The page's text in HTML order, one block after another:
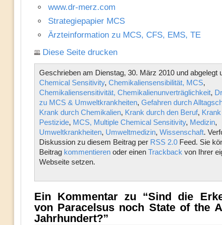
www.dr-merz.com
Strategiepapier MCS
Ärzteinformation zu MCS, CFS, EMS, TE
Diese Seite drucken
Geschrieben am Dienstag, 30. März 2010 und abgelegt
Chemical Sensitivity, Chemikaliensensibilität, MCS,
Chemikaliensensitivität, Chemikalienunverträglichkeit,
zu MCS & Umweltkrankheiten, Gefahren durch
Krank durch Chemikalien, Krank durch den Beruf,
Pestizide, MCS, Multiple Chemical Sensitivity, Medizin,
Umweltkrankheiten, Umweltmedizin, Wissenschaft.
Diskussion zu diesem Beitrag per RSS 2.0Feed. Sie
Beitrag kommentierenoder einen Trackback von Ihrer
Webseite setzen.
Ein Kommentar zu “Sind die
von Paracelsus noch State of the
Jahrhundert?”